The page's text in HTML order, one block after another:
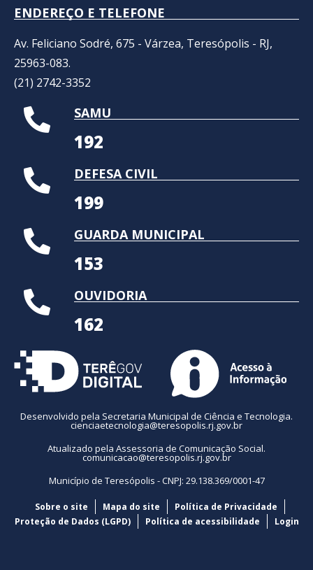
ENDEREÇO E TELEFONE
Av. Feliciano Sodré, 675 - Várzea, Teresópolis - RJ,
25963-083.
(21) 2742-3352​
SAMU
192
DEFESA CIVIL
199
GUARDA MUNICIPAL
153
OUVIDORIA
162
Desenvolvido pela Secretaria Municipal de Ciência e Tecnologia.
cienciaetecnologia@teresopolis.rj.gov.br
Atualizado pela Assessoria de Comunicação Social.
comunicacao@teresopolis.rj.gov.br
Município de Teresópolis - CNPJ: 29.138.369/0001-47
Sobre o site Mapa do site
Política de Privacidade
Proteção de Dados (LGPD)
Política de acessibilidade Login